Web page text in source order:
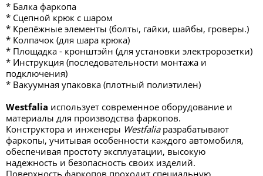
* Балка фаркопа
* Сцепной крюк с шаром
* Крепёжные элементы (болты, гайки, шайбы, гроверы.)
* Колпачок (для шара крюка)
* Площадка - кронштэйн (для установки электророзетки)
* Инструкция (последовательности монтажа и
подключения)
* Вакуумная упаковка (плотный полиэтилен)
Westfalia использует современное оборудование и
материалы для производства фаркопов.
Конструктора и инженеры Westfaliaразрабатывают
фаркопы, учитывая особенности каждого автомобиля,
обеспечивая простоту эксплуатации, высокую
надежность и безопасность своих изделий.
Поверхность фаркопов проходит специальную